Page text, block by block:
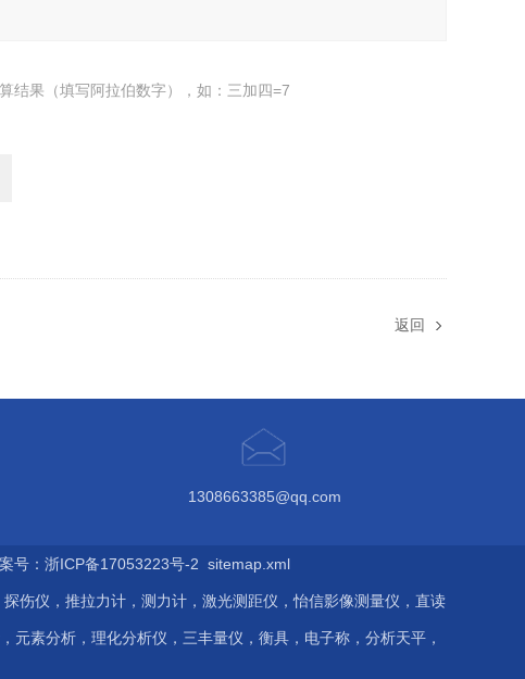
结果（填写阿拉伯数字），如：三加四=7
返回
1308663385@qq.com
号：浙ICP备17053223号-2 sitemap.xml
伤仪，推拉力计，测力计，激光测距仪，怡信影像测量仪，直读
素分析，理化分析仪，三丰量仪，衡具，电子称，分析天平，